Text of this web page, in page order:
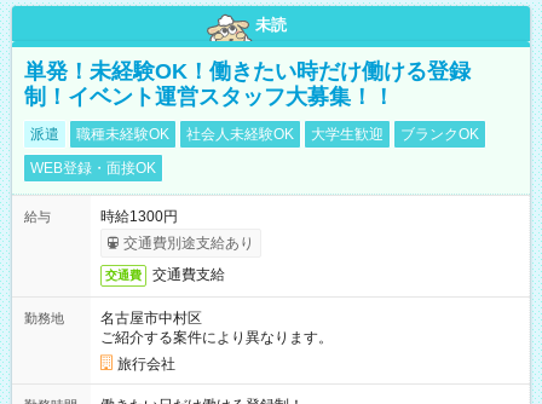
未読
単発！未経験OK！働きたい時だけ働ける登録
制！イベント運営スタッフ大募集！！
派遣 職種未経験OK 社会人未経験OK 大学生歓迎
ブランクOK
WEB登録・面接OK
給与
時給1300円
交通費別途支給あり
交通費 交通費支給
勤務地
名古屋市中村区
ご紹介する案件により異なります。
旅行会社